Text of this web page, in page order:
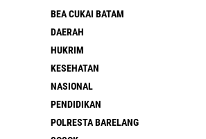
BEA CUKAI BATAM
DAERAH
HUKRIM
KESEHATAN
NASIONAL
PENDIDIKAN
POLRESTA BARELANG